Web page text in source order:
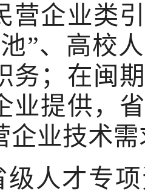
营企业类
”、高校
务；在闽
业提供，
企业技术
级人才专